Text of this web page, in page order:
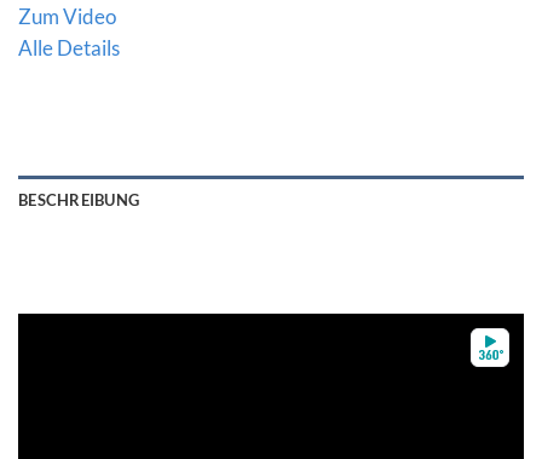
Zum Video
Alle Details
BESCHREIBUNG